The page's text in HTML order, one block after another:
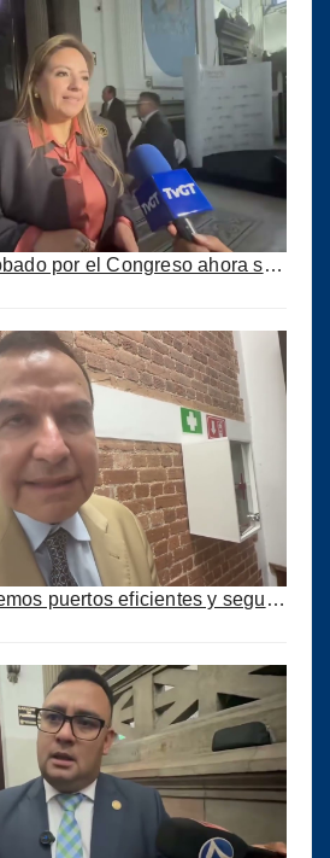
Es histórico lo aprobado por el Congreso ahora se podrán construir puertos privados